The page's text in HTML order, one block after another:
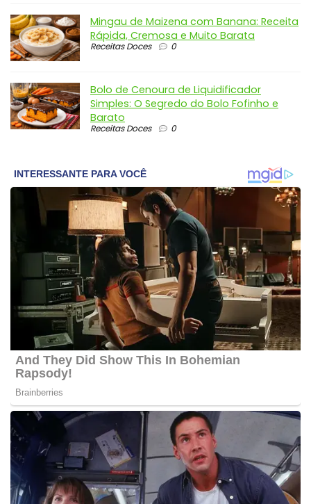
Mingau de Maizena com Banana: Receita
Rápida, Cremosa e Muito Barata
Receitas Doces 0
Bolo de Cenoura de Liquidificador
Simples: O Segredo do Bolo Fofinho e
Barato
Receitas Doces 0